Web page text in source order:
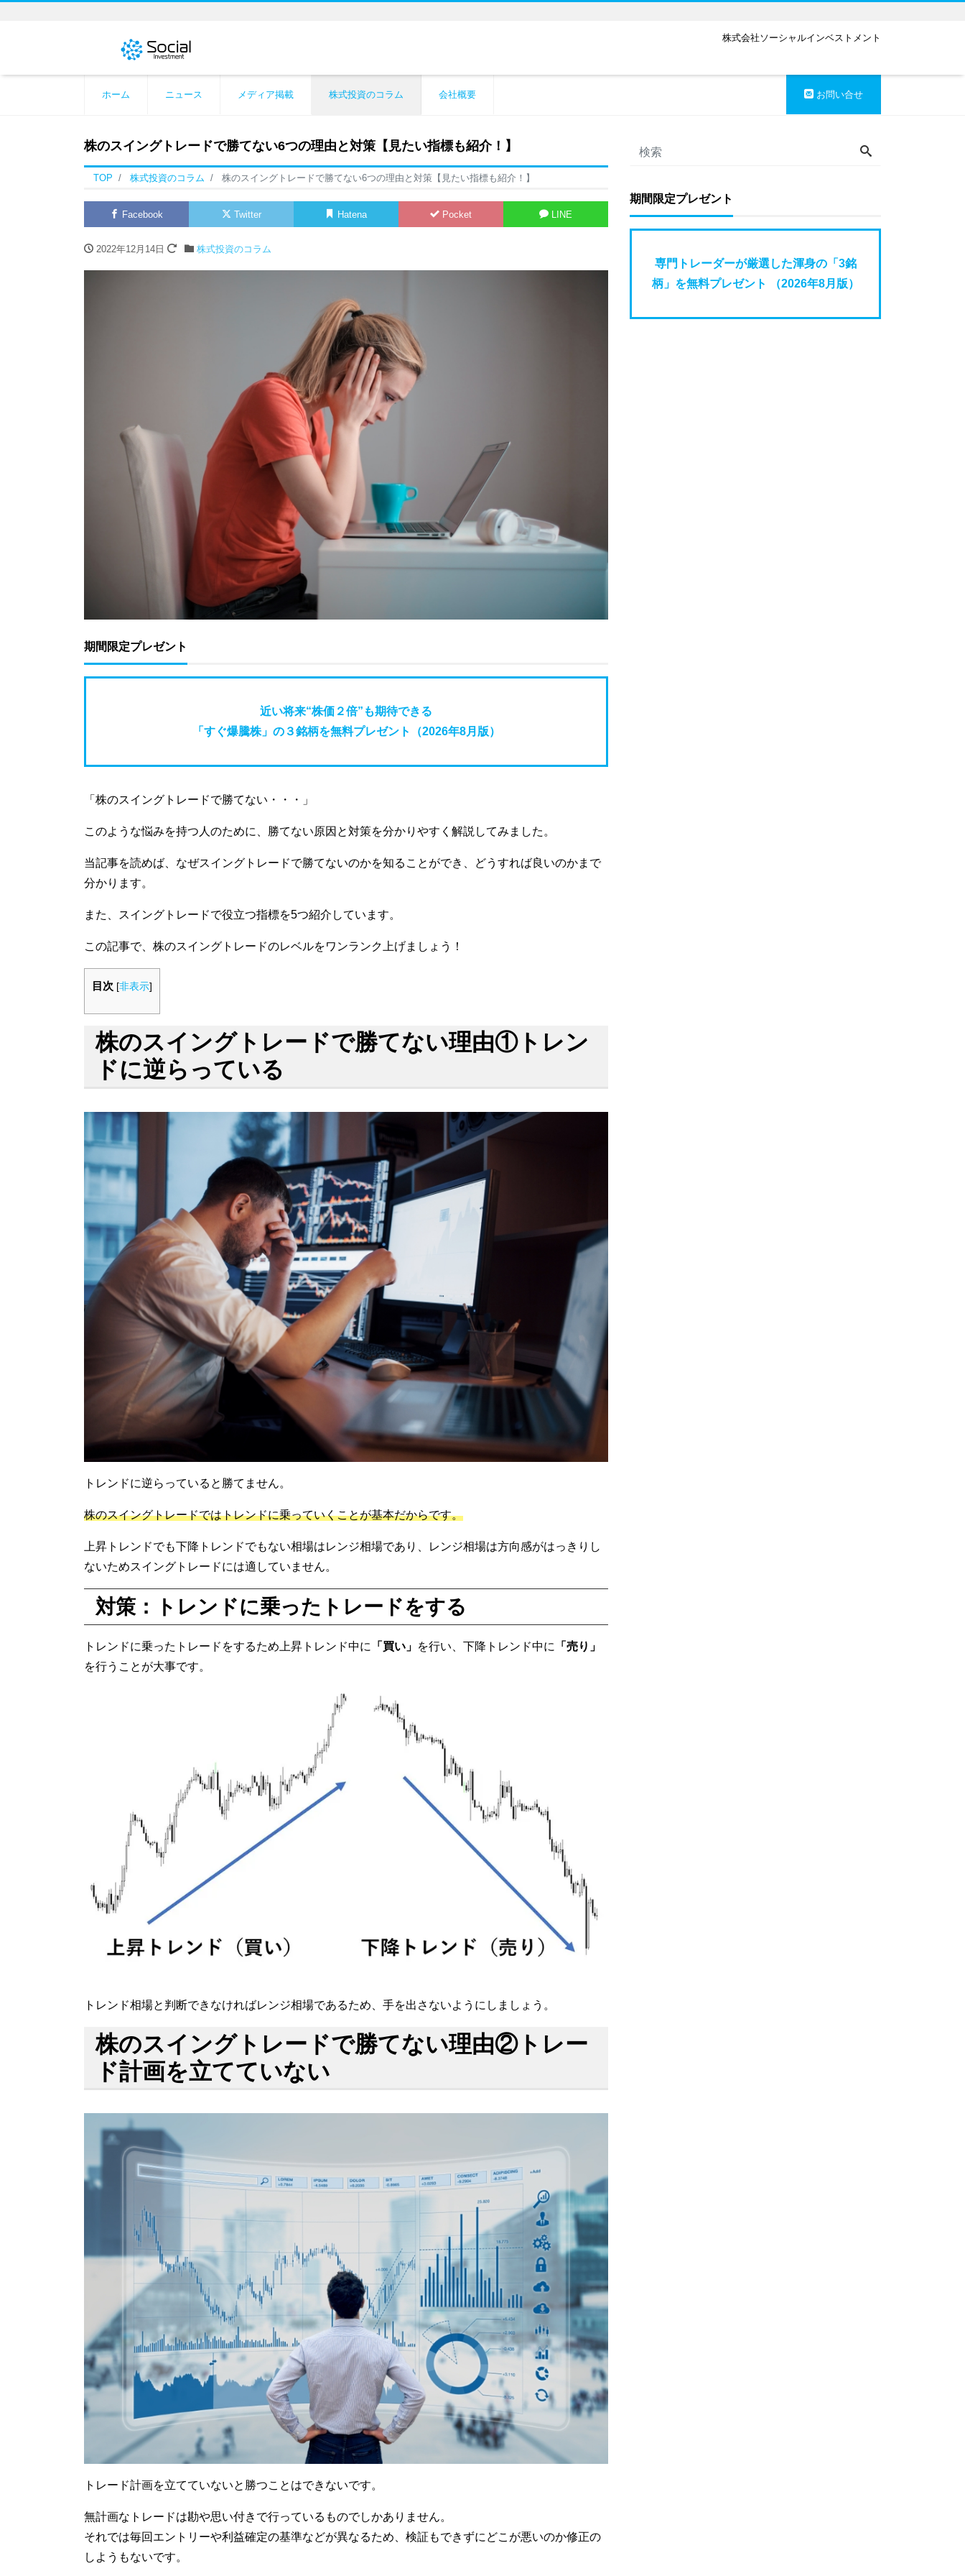
株式会社ソーシャルインベストメント
ホーム ニュース メディア掲載 株式投資のコラム 会社概要 お問い合せ
株のスイングトレードで勝てない6つの理由と対策【見たい指標も紹介！】
TOP 株式投資のコラム 株のスイングトレードで勝てない6つの理由と対策【見たい指標も紹介！】
Facebook Twitter Hatena Pocket LINE
2022年12月14日 株式投資のコラム
期間限定プレゼント
近い将来“株価２倍”も期待できる
「すぐ爆騰株」の３銘柄を無料プレゼント（2026年8月版）
「株のスイングトレードで勝てない・・・」
このような悩みを持つ人のために、勝てない原因と対策を分かりやすく解説してみました。
当記事を読めば、なぜスイングトレードで勝てないのかを知ることができ、どうすれば良いのかまで
分かります。
また、スイングトレードで役立つ指標を5つ紹介しています。
この記事で、株のスイングトレードのレベルをワンランク上げましょう！
目次 [非表示]
株のスイングトレードで勝てない理由①トレン
ドに逆らっている
トレンドに逆らっていると勝てません。
株のスイングトレードではトレンドに乗っていくことが基本だからです。
上昇トレンドでも下降トレンドでもない相場はレンジ相場であり、レンジ相場は方向感がはっきりし
ないためスイングトレードには適していません。
対策：トレンドに乗ったトレードをする
トレンドに乗ったトレードをするため上昇トレンド中に 「買い」 を行い、下降トレンド中に 「売り」
を行うことが大事です。
トレンド相場と判断できなければレンジ相場であるため、手を出さないようにしましょう。
株のスイングトレードで勝てない理由②トレー
ド計画を立てていない
トレード計画を立てていないと勝つことはできないです。
無計画なトレードは勘や思い付きで行っているものでしかありません。
それでは毎回エントリーや利益確定の基準などが異なるため、検証もできずにどこが悪いのか修正の
しようもないです。
期間限定プレゼント
専門トレーダーが厳選した渾身の「3銘
柄」を無料プレゼント （2026年8月版）